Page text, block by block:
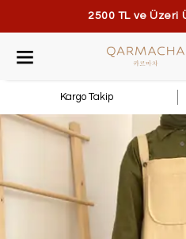
2500 TL ve Üzeri
Kargo Takip